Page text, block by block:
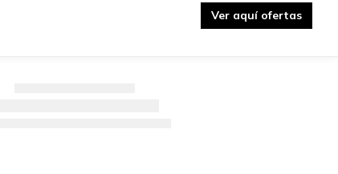
Ver aquí ofertas